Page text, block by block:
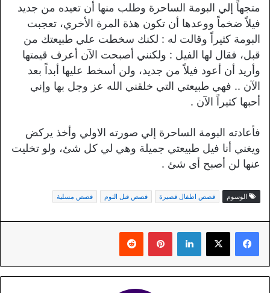
متجهاً إلي البومة الساحرة وطلب منها أن تعيده من جديد
فيلاً ضخماً ووعدها أن تكون هذة المرة الأخري، تعجبت
البومة كثيراً وقالت له : لكنك سخطت علي طبيعتك من
قبل، فقال لها الفيل : ولكنني أصبحت الآن أعرف قيمتها
وأريد أن أعود فيلاً من جديد، ولن أسخط عليها أبداً بعد
الآن .. فهي طبيعتي التي خلقني الله عز وجل بها وإني
أحبها كثيراً الآن .
فأعادته البومة الساحرة إلي صورته الاولي وأخذ يركض
ويغني أنا فيل طبيعتي جميلة وهي لي كل شئ، ولو تخليت
عنها لن أصبح أى شئ .
الوسوم قصص اطفال قصيرة قصص قبل النوم قصص مسلية
لينكدإن بينتيريست